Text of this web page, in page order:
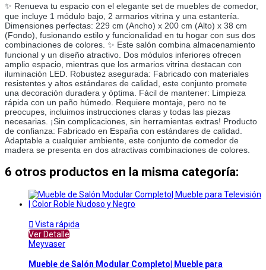
✨ Renueva tu espacio con el elegante set de muebles de comedor,
que incluye 1 módulo bajo, 2 armarios vitrina y una estantería.
Dimensiones perfectas: 229 cm (Ancho) x 200 cm (Alto) x 38 cm
(Fondo), fusionando estilo y funcionalidad en tu hogar con sus dos
combinaciones de colores. ✨ Este salón combina almacenamiento
funcional y un diseño atractivo. Dos módulos inferiores ofrecen
amplio espacio, mientras que los armarios vitrina destacan con
iluminación LED. Robustez asegurada: Fabricado con materiales
resistentes y altos estándares de calidad, este conjunto promete
una decoración duradera y óptima. Fácil de mantener: Limpieza
rápida con un paño húmedo. Requiere montaje, pero no te
preocupes, incluimos instrucciones claras y todas las piezas
necesarias. ¡Sin complicaciones, sin herramientas extras! Producto
de confianza: Fabricado en España con estándares de calidad.
Adaptable a cualquier ambiente, este conjunto de comedor de
madera se presenta en dos atractivas combinaciones de colores.
6 otros productos en la misma categoría:
 Vista rápida
Ver Detalle
Meyvaser
Mueble de Salón Modular Completo| Mueble para